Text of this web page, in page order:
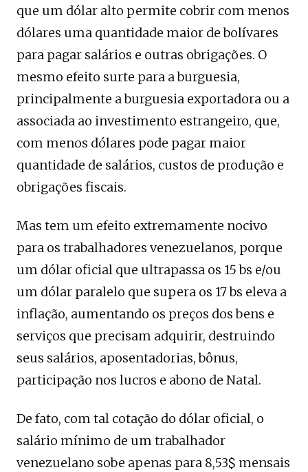
que um dólar alto permite cobrir com menos
dólares uma quantidade maior de bolívares
para pagar salários e outras obrigações. O
mesmo efeito surte para a burguesia,
principalmente a burguesia exportadora ou a
associada ao investimento estrangeiro, que,
com menos dólares pode pagar maior
quantidade de salários, custos de produção e
obrigações fiscais.
Mas tem um efeito extremamente nocivo
para os trabalhadores venezuelanos, porque
um dólar oficial que ultrapassa os 15 bs e/ou
um dólar paralelo que supera os 17 bs eleva a
inflação, aumentando os preços dos bens e
serviços que precisam adquirir, destruindo
seus salários, aposentadorias, bônus,
participação nos lucros e abono de Natal.
De fato, com tal cotação do dólar oficial, o
salário mínimo de um trabalhador
venezuelano sobe apenas para 8,53$ mensais